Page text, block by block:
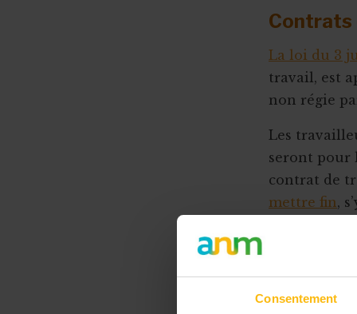
Consentement
Contrats
La loi du 3
travail, est
non régie
Les
seront pour
contrat de
mettre fin,
occupent
matière de